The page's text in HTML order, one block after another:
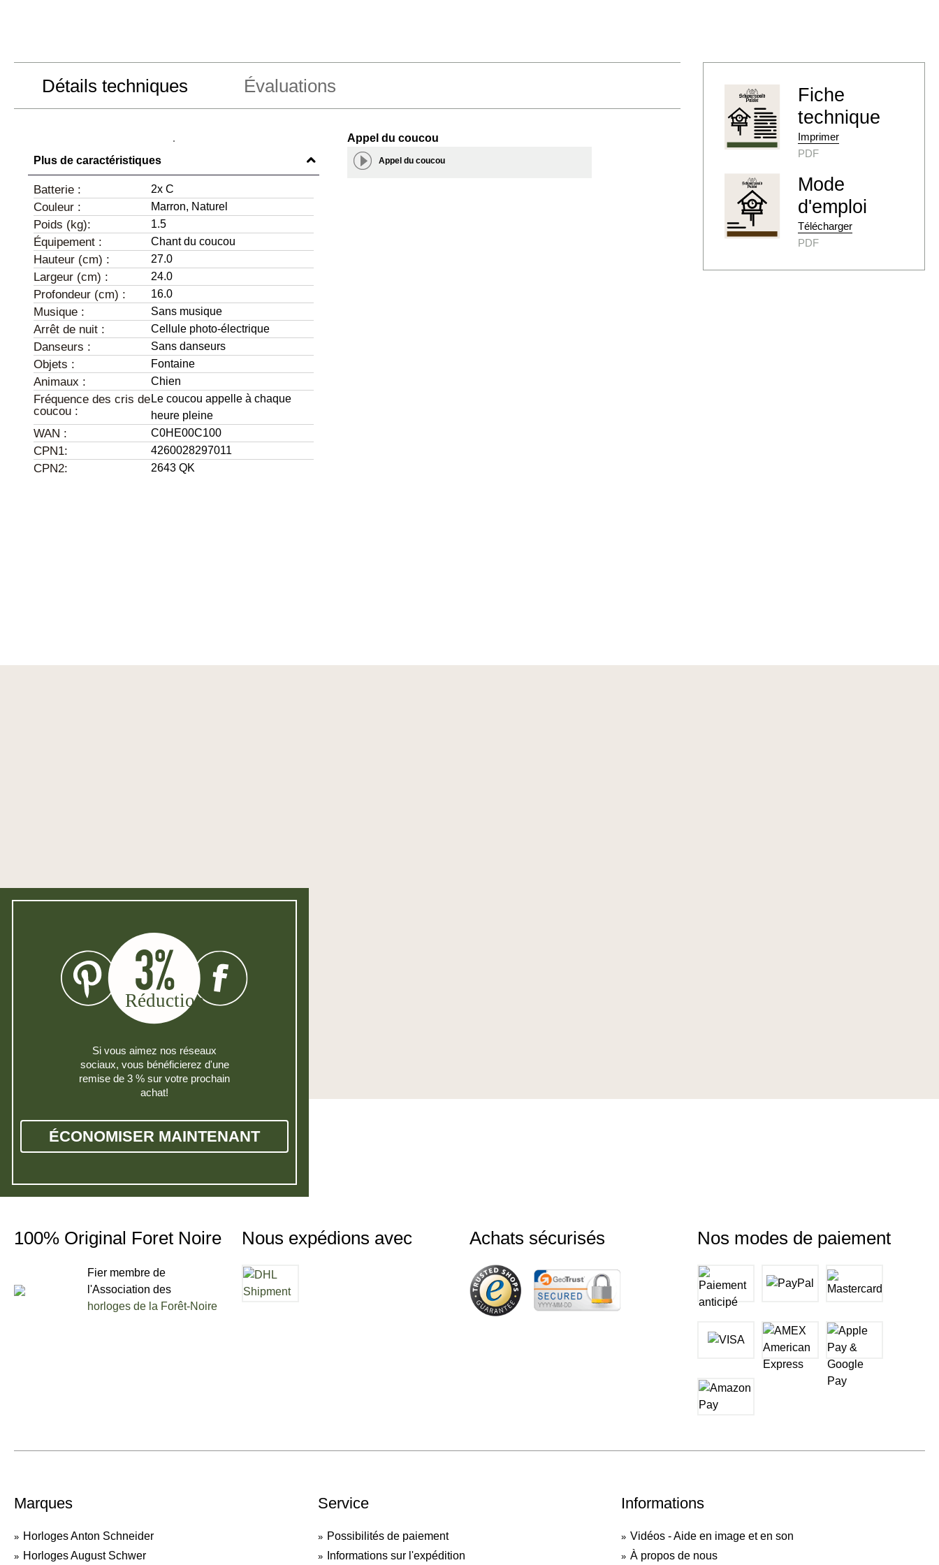
Détails techniques Évaluations
Plus de caractéristiques
Batterie : 2x C
Couleur : Marron, Naturel
Poids (kg): 1.5
Équipement : Chant du coucou
Hauteur (cm) : 27.0
Largeur (cm) : 24.0
Profondeur (cm) : 16.0
Musique : Sans musique
Arrêt de nuit : Cellule photo-électrique
Danseurs : Sans danseurs
Objets : Fontaine
Animaux : Chien
Fréquence des cris de
coucou :
Le coucou appelle à chaque
heure pleine
WAN : C0HE00C100
CPN1: 4260028297011
CPN2: 2643 QK
Appel du coucou
Appel du coucou
Fiche
technique
Imprimer
PDF
Mode
d'emploi
Télécharger
PDF
Si vous aimez nos réseaux
sociaux, vous bénéficierez d'une
remise de 3 % sur votre prochain
achat!
ÉCONOMISER MAINTENANT
100% Original Foret Noire
Fier membre de
l'Association des
horloges de la Forêt-Noire
Achats sécurisés
Nous expédions avec Nos modes de paiement
Marques
Horloges Anton Schneider
Horloges August Schwer
Service
Possibilités de paiement
Informations sur l'expédition
Informations
Vidéos - Aide en image et en son
À propos de nous